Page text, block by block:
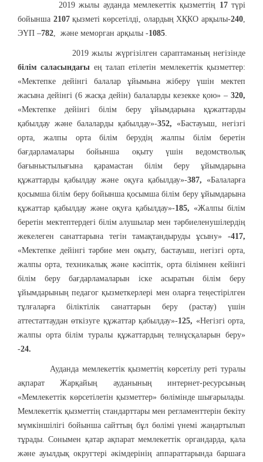
2019 жылы ауданда мемлекеттік қызметтің 17түрі
бойынша 2107қызметі көрсетілді, олардың ХҚКО арқылы-240,
ЭҮП –782, және меморган арқылы -1085.
2019 жылы жүргізілген сараптаманың негізінде
білім саласындағы ең талап етілетін мемлекеттік қызметтер:
«Мектепке дейінгі балалар ұйымына жіберу үшін мектеп
жасына дейінгі (6 жасқа дейін) балаларды кезекке қою» – 320,
«Мектепке дейінгі білім беру ұйымдарына құжаттарды
қабылдау және балаларды қабылдау»-352, «Бастауыш, негізгі
орта, жалпы орта білім берудің жалпы білім беретін
бағдарламалары бойынша оқыту үшін ведомстволық
бағыныстылығына қарамастан білім беру ұйымдарына
құжаттарды қабылдау және оқуға қабылдау»-387, «Балаларға
қосымша білім беру бойынша қосымша білім беру ұйымдарына
құжаттар қабылдау және оқуға қабылдау»-185, «Жалпы білім
беретін мектептердегі білім алушылар мен тәрбиеленушілердің
жекелеген санаттарына тегін тамақтандыруды ұсыну» -417,
«Мектепке дейінгі тәрбие мен оқыту, бастауыш, негізгі орта,
жалпы орта, техникалық және кәсіптік, орта білімнен кейінгі
білім беру бағдарламаларын іске асыратын білім беру
ұйымдарының педагог қызметкерлері мен оларға теңестірілген
тұлғаларға біліктілік санаттарын беру (растау) үшін
аттестаттаудан өткізуге құжаттар қабылдау»-125, «Негізгі орта,
жалпы орта білім туралы құжаттардың телнұсқаларын беру»
-24.
Ауданда мемлекеттік қызметтің көрсетілу реті туралы
ақпарат Жарқайың ауданының интернет-ресурсының
«Мемлекеттік көрсетілетін қызметтер» бөлімінде шығарылады.
Мемлекеттік қызметтің стандарттары мен регламенттерін бекіту
мүмкіншілігі бойынша сайттың бұл бөлімі үнемі жаңартылып
тұрады. Сонымен қатар ақпарат мемлекеттік органдарда, қала
және ауылдық округтері әкімдерінің аппараттарында баршаға